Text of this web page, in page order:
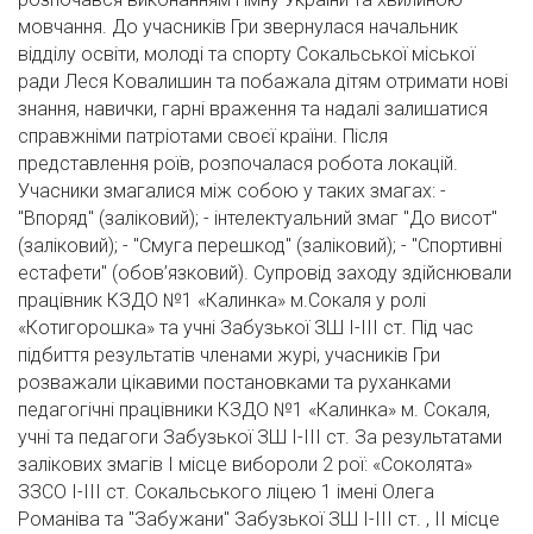
мовчання. До учасників Гри звернулася начальник
відділу освіти, молоді та спорту Сокальської міської
ради Леся Ковалишин та побажала дітям отримати нові
знання, навички, гарні враження та надалі залишатися
справжніми патріотами своєї країни. Після
представлення роїв, розпочалася робота локацій.
Учасники змагалися між собою у таких змагах: -
"Впоряд" (заліковий); - інтелектуальний змаг "До висот"
(заліковий); - "Смуга перешкод" (заліковий); - "Спортивні
естафети" (обов’язковий). Супровід заходу здійснювали
працівник КЗДО №1 «Калинка» м.Сокаля у ролі
«Котигорошка» та учні Забузької ЗШ І-ІІІ ст. Під час
підбиття результатів членами журі, учасників Гри
розважали цікавими постановками та руханками
педагогічні працівники КЗДО №1 «Калинка» м. Сокаля,
учні та педагоги Забузької ЗШ І-ІІІ ст. За результатами
залікових змагів І місце вибороли 2 рої: «Соколята»
ЗЗСО І-ІІІ ст. Сокальського ліцею 1 імені Олега
Романіва та "Забужани" Забузької ЗШ І-ІІІ ст. , ІІ місце